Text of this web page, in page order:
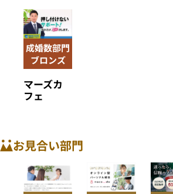
成婚数部門
ブロンズ
マーズカ
フェ
お見合い部門